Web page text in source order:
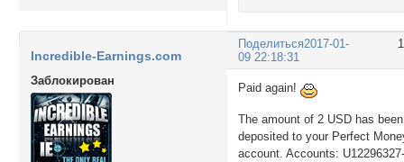
Поделиться2017-01-
09 22:18:31
Incredible-Earnings.com
Заблокирован
Paid again!
The amount of 2 USD has been
deposited to your Perfect
account. Accounts: